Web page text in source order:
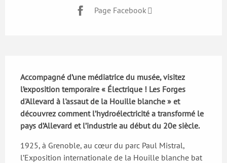
Page Facebook
Accompagné d’une médiatrice du musée, visitez
l’exposition temporaire « Électrique ! Les Forges
d'Allevard à l'assaut de la Houille blanche » et
découvrez comment l’hydroélectricité a transformé le
pays d’Allevard et l’industrie au début du 20e siècle.
1925, à Grenoble, au cœur du parc Paul Mistral,
l’Exposition internationale de la Houille blanche bat